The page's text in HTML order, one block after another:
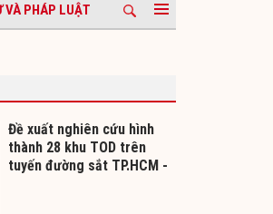
VÀ PHÁP LUẬT
Đề xuất nghiên cứu hình
thành 28 khu TOD trên
tuyến đường sắt TP.HCM -